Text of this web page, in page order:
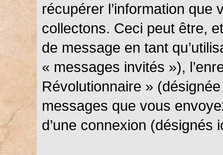
récupérer l’information
collectons. Ceci peut être,
de message en tant
« messages invités »),
Révolutionnaire »
messages que vous
d’une connexion